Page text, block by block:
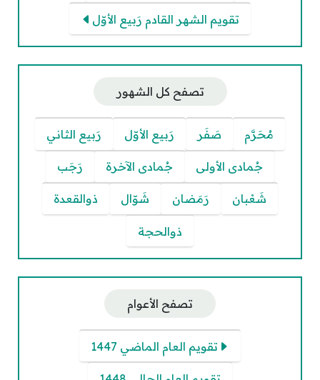
تقويم الشهر القادم رَبيع الأوّل
تصفح كل الشهور
مُحَرَّم صَفَر رَبيع الأوّل رَبيع الثاني
جُمادى الأولى جُمادى الآخرة رَجَب
شَعْبان رَمَضان شَوّال ذوالقعدة
ذوالحجة
تصفح الأعوام
تقويم العام الماضي 1447